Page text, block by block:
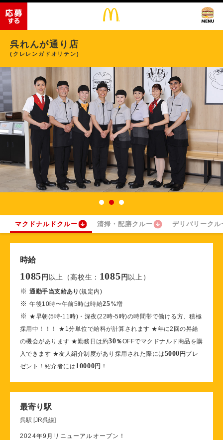
呉れんが通り店
(クレレンガドオリテン)
マクドナルドクルー 清掃・配膳クルー デリバリークル
時給
1085 円 以上（高校生： 1085 円 以上）
※通勤手当支給あり (規定内)
※午後10時〜午前5時は時給25%増
※ ★早朝(5時-11時)・深夜(22時-5時)の時間帯で働ける方、積極
採用中！！！ ★1分単位で給料が計算されます ★年に2回の昇給
の機会があります ★勤務日は約30％OFFでマクドナルド商品を購
入できます ★友人紹介制度があり採用された際には5000円プレ
ゼント！紹介者には10000円 ！
最寄り駅
呉駅 [JR呉線]
2024年9月リニューアルオープン！